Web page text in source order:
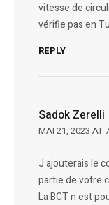
vitesse de
vérifie pas en
REPLY
Sadok Zerelli
MAI 21, 2023 AT
J ajouterais le
partie de votre
La BCT n est